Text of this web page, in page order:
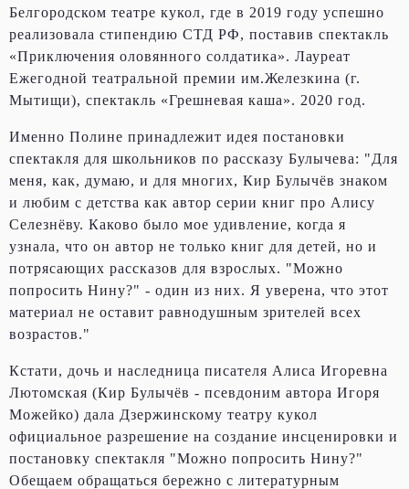
Белгородском театре кукол, где в 2019 году успешно
реализовала стипендию СТД РФ, поставив спектакль
«Приключения оловянного солдатика». Лауреат
Ежегодной театральной премии им.Железкина (г.
Мытищи), спектакль «Грешневая каша». 2020 год.
Именно Полине принадлежит идея постановки
спектакля для школьников по рассказу Булычева: "Для
меня, как, думаю, и для многих, Кир Булычёв знаком
и любим с детства как автор серии книг про Алису
Селезнёву. Каково было мое удивление, когда я
узнала, что он автор не только книг для детей, но и
потрясающих рассказов для взрослых. "Можно
попросить Нину?" - один из них. Я уверена, что этот
материал не оставит равнодушным зрителей всех
возрастов."
Кстати, дочь и наследница писателя Алиса Игоревна
Лютомская (Кир Булычёв - псевдоним автора Игоря
Можейко) дала Дзержинскому театру кукол
официальное разрешение на создание инсценировки и
постановку спектакля "Можно попросить Нину?"
Обещаем обращаться бережно с литературным